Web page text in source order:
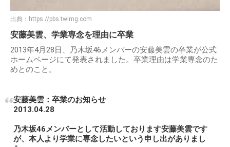
出典： https://pbs.twimg.com
安藤美雲、学業専念を理由に卒業
2013年4月28日、乃木坂46メンバーの安藤美雲の卒業が公式
ホームページにて発表されました。卒業理由は学業専念のた
めとのこと。
安藤美雲：卒業のお知らせ
2013.04.28
乃木坂46メンバーとして活動しております安藤美雲です
が、本人より学業に専念したいという申し出がありまし